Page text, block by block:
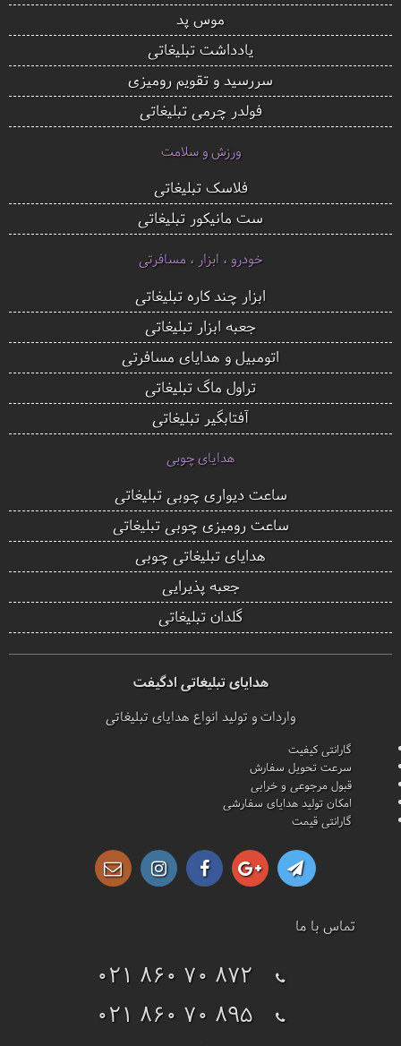
موس پد
یادداشت تبلیغاتی
سررسید و تقویم رومیزی
فولدر چرمی تبلیغاتی
ورزش و سلامت
فلاسک تبلیغاتی
ست مانیکور تبلیغاتی
خودرو ، ابزار ، مسافرتی
ابزار چند کاره تبلیغاتی
جعبه ابزار تبلیغاتی
اتومبیل و هدایای مسافرتی
تراول ماگ تبلیغاتی
آفتابگیر تبلیغاتی
هدایای چوبی
ساعت دیواری چوبی تبلیغاتی
ساعت رومیزی چوبی تبلیغاتی
هدایای تبلیغاتی چوبی
جعبه پذیرایی
گلدان تبلیغاتی
هدایای تبلیغاتی ادگیفت
واردات و تولید انواع هدایای تبلیغاتی
گارانتی کیفیت
سرعت تحویل سفارش
قبول مرجوعی و خرابی
امکان تولید هدایای سفارشی
گارانتی قیمت
تماس با ما
021 860 70 872
021 860 70 895